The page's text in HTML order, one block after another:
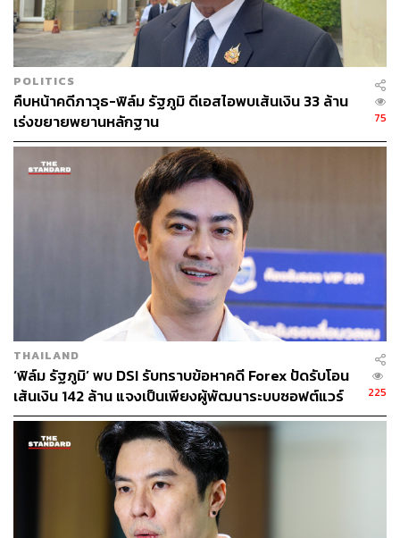
POLITICS
คืบหน้าคดีภาวุธ-ฟิล์ม รัฐภูมิ ดีเอสไอพบเส้นเงิน 33 ล้าน
เร่งขยายพยานหลักฐาน
75
THAILAND
‘ฟิล์ม รัฐภูมิ’ พบ DSI รับทราบข้อหาคดี Forex ปัดรับโอน
เส้นเงิน 142 ล้าน แจงเป็นเพียงผู้พัฒนาระบบซอฟต์แวร์
225